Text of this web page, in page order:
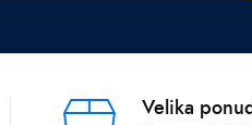
Velika